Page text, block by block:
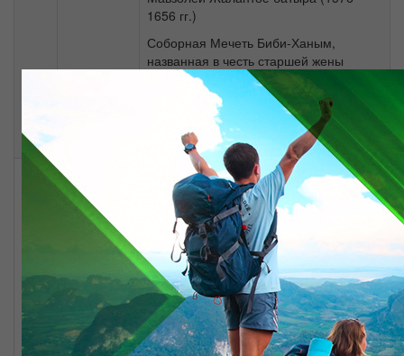
1656 гг.)
Соборная Мечеть Биби-Ханым,
названная в честь старшей жены
Тимура (14 в.)
Восточный рынок.
Ужин.
Ташкент
Завтрак в гостинице
Выезд на поезде в г.Ташкент
Обед в г.Ташкент
Обзорная экскурсия по г. Ташкент.
Посещение мавзолея Толе Би
Ужин
Прохождение Узбеко-Казахскую
границу